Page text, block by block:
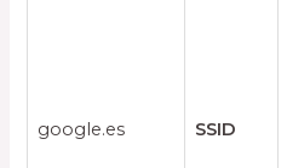
google.es SSID